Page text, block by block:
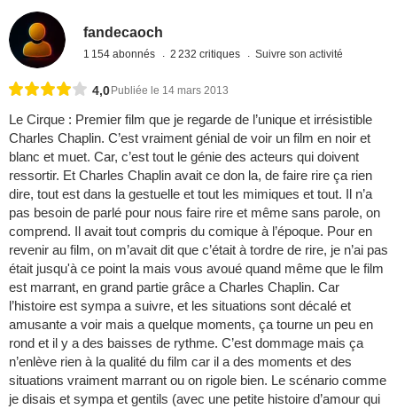
fandecaoch
1 154 abonnés 2 232 critiques Suivre son activité
4,0 Publiée le 14 mars 2013
Le Cirque : Premier film que je regarde de l’unique et irrésistible
Charles Chaplin. C’est vraiment génial de voir un film en noir et
blanc et muet. Car, c’est tout le génie des acteurs qui doivent
ressortir. Et Charles Chaplin avait ce don la, de faire rire ça rien
dire, tout est dans la gestuelle et tout les mimiques et tout. Il n’a
pas besoin de parlé pour nous faire rire et même sans parole, on
comprend. Il avait tout compris du comique à l’époque. Pour en
revenir au film, on m’avait dit que c’était à tordre de rire, je n’ai pas
était jusqu'à ce point la mais vous avoué quand même que le film
est marrant, en grand partie grâce a Charles Chaplin. Car
l’histoire est sympa a suivre, et les situations sont décalé et
amusante a voir mais a quelque moments, ça tourne un peu en
rond et il y a des baisses de rythme. C’est dommage mais ça
n’enlève rien à la qualité du film car il a des moments et des
situations vraiment marrant ou on rigole bien. Le scénario comme
je disais et sympa et gentils (avec une petite histoire d’amour qui